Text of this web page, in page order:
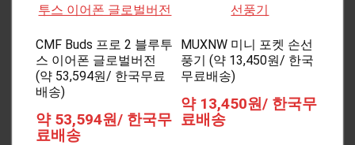
CMF Buds 프로 2 블루투
스 이어폰 글로벌버전
(약 53,594원/ 한국무료
배송)
약 53,594원/ 한국무
료배송
MUXNW 미니 포켓 손선
풍기 (약 13,450원/ 한국
무료배송)
약 13,450원/ 한국무
료배송